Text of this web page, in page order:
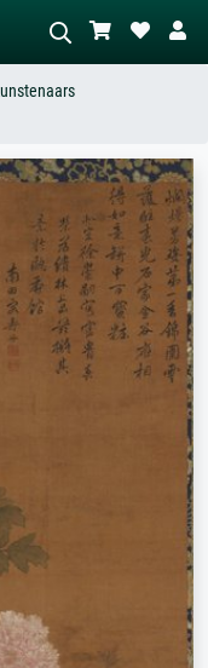
de scène – bijv. groene
met veel rood, donker
staand naakt naast
een boom.